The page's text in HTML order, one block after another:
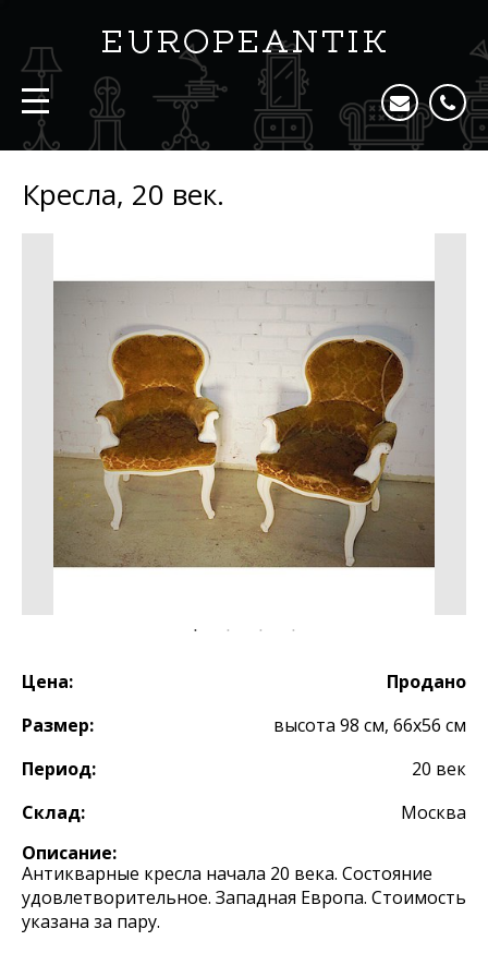
Кресла, 20 век.
Цена:
Продано
Размер:
высота 98 см, 66х56 см
Период:
20 век
Склад:
Москва
Описание:
Антикварные кресла начала 20 века. Состояние
удовлетворительное. Западная Европа. Стоимость
указана за пару.